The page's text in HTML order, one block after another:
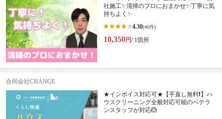
社施工✨清掃のプロにおまかせ✨丁寧に気
持ちよく✨
4.30(46件)
10,350円/ 1箇所
合同会社CHANGE
★インボイス対応可★【手直し無料❗️】ハ
ウスクリーニング全般対応可能のベテラ
ンスタッフが対応🙆